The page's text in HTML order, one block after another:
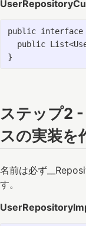
public interface
public
ステップ2
スの実装を
名前は必ず
す。